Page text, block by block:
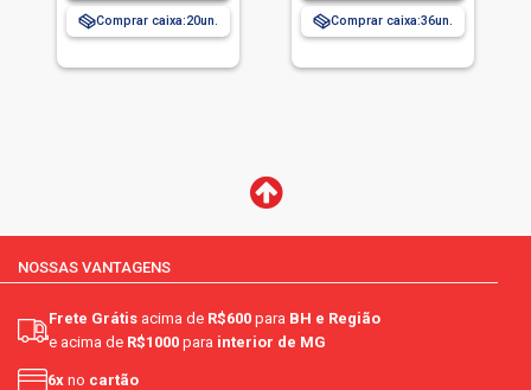
Comprar caixa:20 Comprar caixa:36
NOSSAS VANTAGENS
Frete Grátis acima de R$600 para BH e Região
e acima de R$1000 para interior de MG
6x no cartão